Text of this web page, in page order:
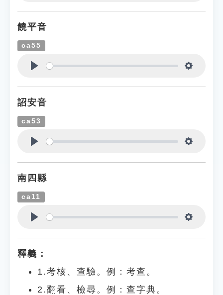
饒平音
ca55
詔安音
ca53
南四縣
ca11
釋義：
1.考核、查驗。例：考查。
2.翻看、檢尋。例：查字典。